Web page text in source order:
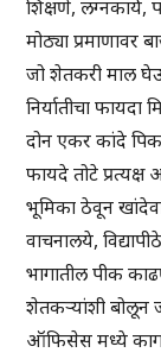
शिक्षणे, लग्नकार्ये,
मोठ्या प्रमाणावर
जो शेतकरी माल
निर्यातीचा
दोन एकर कांदे
फायदे तोटे
भूमिका ठेवून
वाचनालये,
भागातील पीक
शेतकऱ्यांशी बोलून
ऑफिसेस मध्ये